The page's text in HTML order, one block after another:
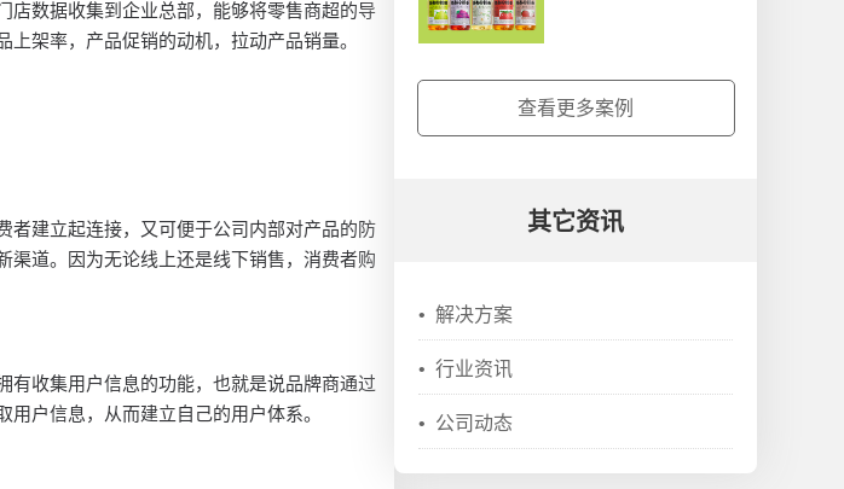
店数据收集到企业总部，能够将零售商超的导
架率，产品促销的动机，拉动产品销量。
者建立起连接，又可便于公司内部对产品的防
渠道。因为无论线上还是线下销售，消费者购
有收集用户信息的功能，也就是说品牌商通过
用户信息，从而建立自己的用户体系。
查看更多案例
其它资讯
• 解决方案
• 行业资讯
• 公司动态